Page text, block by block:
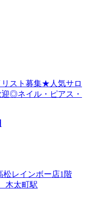
スト募集★人気サロ
◎ネイル・ピアス・
松レインボー店1階
木太町駅